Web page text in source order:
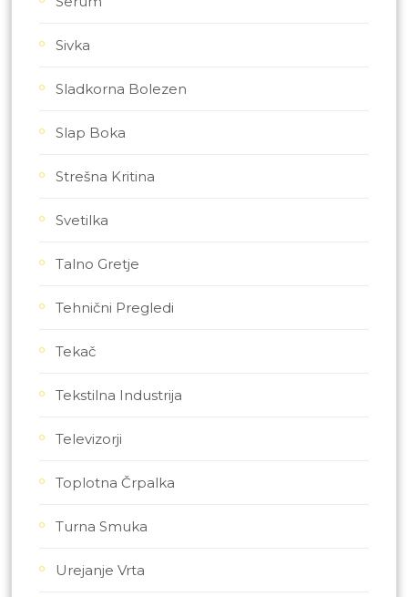
Sivka
Sladkorna Bolezen
Slap Boka
Strešna Kritina
Svetilka
Talno Gretje
Tehnični Pregledi
Tekač
Tekstilna Industrija
Televizorji
Toplotna Črpalka
Turna Smuka
Urejanje Vrta